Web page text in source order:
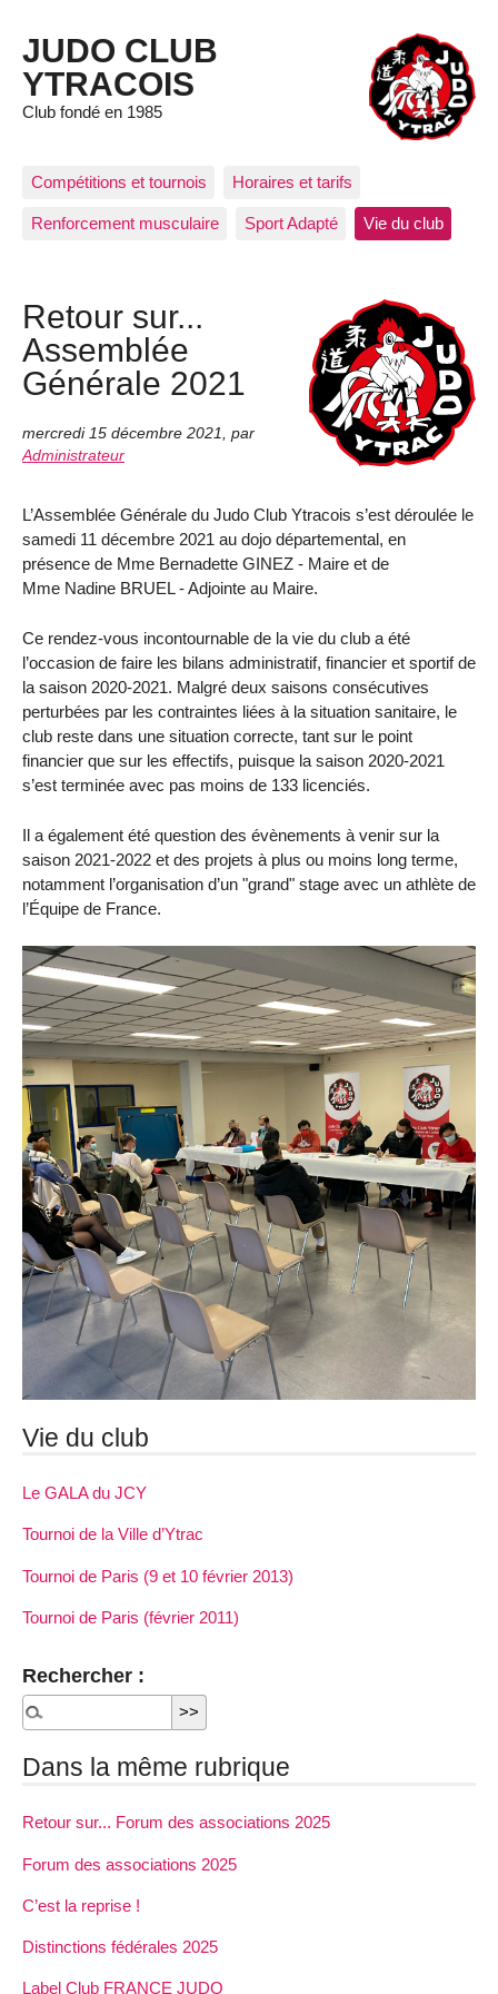
JUDO CLUB
YTRACOIS
Club fondé en 1985
Compétitions et tournois Horaires et tarifs
Renforcement musculaire Sport Adapté Vie du club
Retour sur...
Assemblée
Générale 2021
mercredi 15 décembre 2021
par
Administrateur
L’Assemblée Générale du Judo Club Ytracois s’est déroulée le
samedi 11 décembre 2021 au dojo départemental, en
présence de Mme Bernadette GINEZ - Maire et de
Mme Nadine BRUEL - Adjointe au Maire.
Ce rendez-vous incontournable de la vie du club a été
l’occasion de faire les bilans administratif, financier et sportif de
la saison 2020-2021. Malgré deux saisons consécutives
perturbées par les contraintes liées à la situation sanitaire, le
club reste dans une situation correcte, tant sur le point
financier que sur les effectifs, puisque la saison 2020-2021
s’est terminée avec pas moins de 133 licenciés.
Il a également été question des évènements à venir sur la
saison 2021-2022 et des projets à plus ou moins long terme,
notamment l’organisation d’un "grand" stage avec un athlète de
l’Équipe de France.
Vie du club
Le GALA du JCY
Tournoi de la Ville d’Ytrac
Tournoi de Paris (9 et 10 février 2013)
Tournoi de Paris (février 2011)
Rechercher :
Dans la même rubrique
Retour sur... Forum des associations 2025
Forum des associations 2025
C’est la reprise !
Distinctions fédérales 2025
Label Club FRANCE JUDO